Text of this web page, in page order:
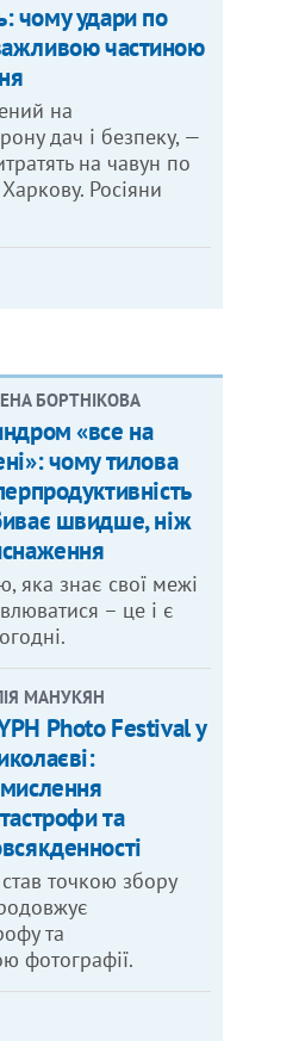
чому удари по
частиною
на
дач і безпеку, —
на чавун по
Росіяни
БОРТНІКОВА
«все на
чому тилова
швидше, ніж
яка знає свої межі
– це і є
МАНУКЯН
Photo Festival у
та
точкою збору
та
фотографії.